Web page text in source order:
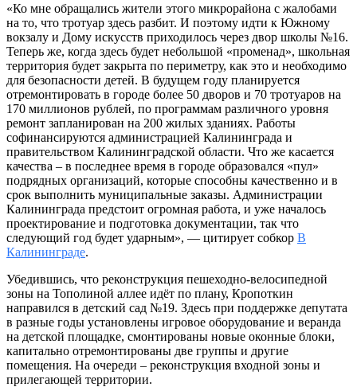
«Ко мне обращались жители этого микрорайона с жалобами
на то, что тротуар здесь разбит. И поэтому идти к Южному
вокзалу и Дому искусств приходилось через двор школы №16.
Теперь же, когда здесь будет небольшой «променад», школьная
территория будет закрыта по периметру, как это и необходимо
для безопасности детей. В будущем году планируется
отремонтировать в городе более 50 дворов и 70 тротуаров на
170 миллионов рублей, по программам различного уровня
ремонт запланирован на 200 жилых зданиях. Работы
софинансируются администрацией Калининграда и
правительством Калининградской области. Что же касается
качества – в последнее время в городе образовался «пул»
подрядных организаций, которые способны качественно и в
срок выполнить муниципальные заказы. Администрации
Калининграда предстоит огромная работа, и уже началось
проектирование и подготовка документации, так что
следующий год будет ударным», — цитирует собкор В
Калининграде.
Убедившись, что реконструкция пешеходно-велосипедной
зоны на Тополиной аллее идёт по плану, Кропоткин
направился в детский сад №19. Здесь при поддержке депутата
в разные годы установлены игровое оборудование и веранда
на детской площадке, смонтированы новые оконные блоки,
капитально отремонтированы две группы и другие
помещения. На очереди – реконструкция входной зоны и
прилегающей территории.